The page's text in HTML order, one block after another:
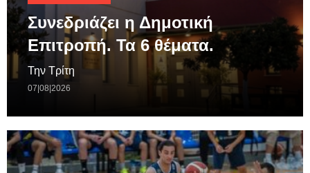
Συνεδριάζει η Δημοτική
Επιτροπή. Τα 6 θέματα.
Την Τρίτη
07|08|2026